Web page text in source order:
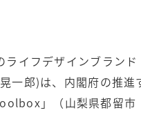
ライフデザインブラン
一郎)は、内閣府の推進
」（山梨県都留